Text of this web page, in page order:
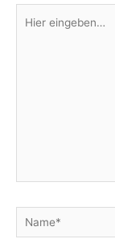
eingeben…
Name*